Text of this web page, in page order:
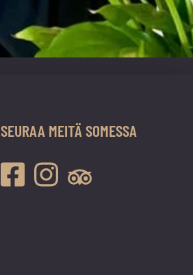
SEURAA MEITÄ SOMESSA